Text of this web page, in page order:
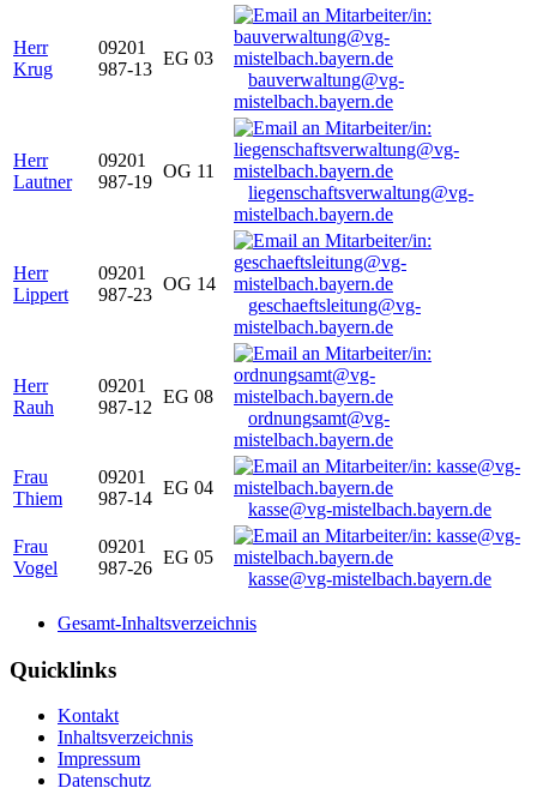
Herr
Krug
09201
987-13
EG 03
bauverwaltung@vg-
mistelbach.bayern.de
Herr
Lautner
09201
987-19
OG 11
liegenschaftsverwaltung@vg-
mistelbach.bayern.de
Herr
Lippert
09201
987-23
OG 14
geschaeftsleitung@vg-
mistelbach.bayern.de
Herr
Rauh
09201
987-12
EG 08
ordnungsamt@vg-
mistelbach.bayern.de
Frau
Thiem
09201
987-14
EG 04
kasse@vg-mistelbach.bayern.de
Frau
Vogel
09201
987-26
EG 05
kasse@vg-mistelbach.bayern.de
Gesamt-Inhaltsverzeichnis
Quicklinks
Kontakt
Inhaltsverzeichnis
Impressum
Datenschutz